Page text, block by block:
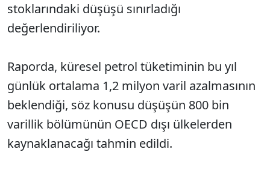
stoklarındaki düşüşü sınırladığı
değerlendiriliyor.
Raporda, küresel petrol tüketiminin bu yıl
günlük ortalama 1,2 milyon varil azalmasının
beklendiği, söz konusu düşüşün 800 bin
varillik bölümünün OECD dışı ülkelerden
kaynaklanacağı tahmin edildi.